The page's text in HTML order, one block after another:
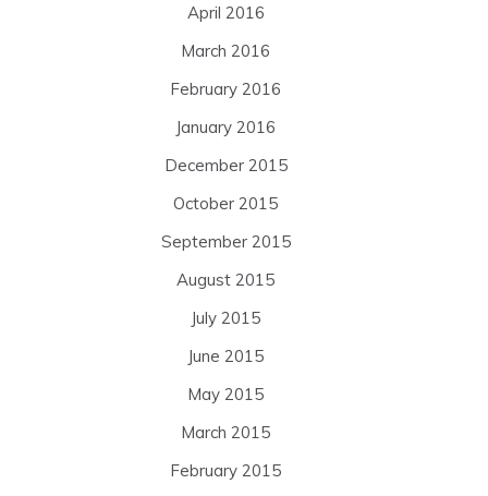
April 2016
March 2016
February 2016
January 2016
December 2015
October 2015
September 2015
August 2015
July 2015
June 2015
May 2015
March 2015
February 2015